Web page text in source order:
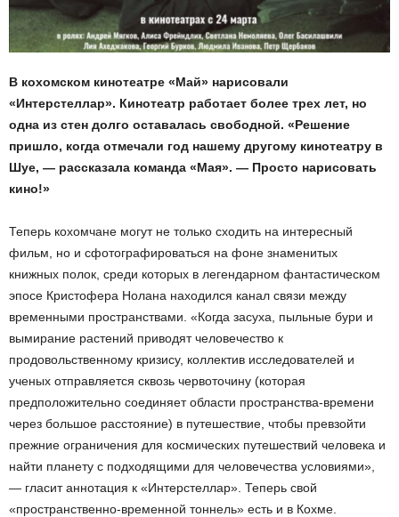
В кохомском кинотеатре «Май» нарисовали
«Интерстеллар». Кинотеатр работает более трех лет, но
одна из стен долго оставалась свободной. «Решение
пришло, когда отмечали год нашему другому кинотеатру в
Шуе, — рассказала команда «Мая». — Просто нарисовать
кино!»
Теперь кохомчане могут не только сходить на интересный
фильм, но и сфотографироваться на фоне знаменитых
книжных полок, среди которых в легендарном фантастическом
эпосе Кристофера Нолана находился канал связи между
временными пространствами. «Когда засуха, пыльные бури и
вымирание растений приводят человечество к
продовольственному кризису, коллектив исследователей и
ученых отправляется сквозь червоточину (которая
предположительно соединяет области пространства-времени
через большое расстояние) в путешествие, чтобы превзойти
прежние ограничения для космических путешествий человека и
найти планету с подходящими для человечества условиями»,
— гласит аннотация к «Интерстеллар». Теперь свой
«пространственно-временной тоннель» есть и в Кохме.